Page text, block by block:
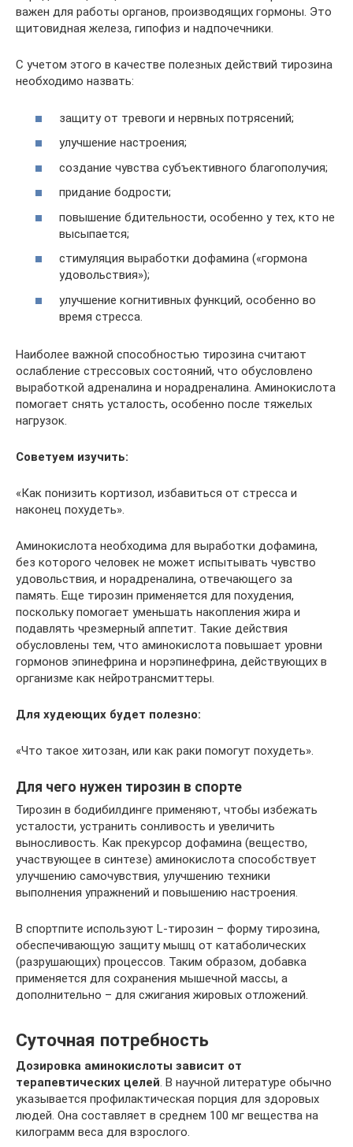
важен для работы органов, производящих гормоны. Это
щитовидная железа, гипофиз и надпочечники.
С учетом этого в качестве полезных действий тирозина
необходимо назвать:
защиту от тревоги и нервных потрясений;
улучшение настроения;
создание чувства субъективного благополучия;
придание бодрости;
повышение бдительности, особенно у тех, кто не
высыпается;
стимуляция выработки дофамина («гормона
удовольствия»);
улучшение когнитивных функций, особенно во
время стресса.
Наиболее важной способностью тирозина считают
ослабление стрессовых состояний, что обусловлено
выработкой адреналина и норадреналина. Аминокислота
помогает снять усталость, особенно после тяжелых
нагрузок.
Советуем изучить:
«Как понизить кортизол, избавиться от стресса и
наконец похудеть».
Аминокислота необходима для выработки дофамина,
без которого человек не может испытывать чувство
удовольствия, и норадреналина, отвечающего за
память. Еще тирозин применяется для похудения,
поскольку помогает уменьшать накопления жира и
подавлять чрезмерный аппетит. Такие действия
обусловлены тем, что аминокислота повышает уровни
гормонов эпинефрина и норэпинефрина, действующих в
организме как нейротрансмиттеры.
Для худеющих будет полезно:
«Что такое хитозан, или как раки помогут похудеть».
Для чего нужен тирозин в спорте
Тирозин в бодибилдинге применяют, чтобы избежать
усталости, устранить сонливость и увеличить
выносливость. Как прекурсор дофамина (вещество,
участвующее в синтезе) аминокислота способствует
улучшению самочувствия, улучшению техники
выполнения упражнений и повышению настроения.
В спортпите используют L-тирозин – форму тирозина,
обеспечивающую защиту мышц от катаболических
(разрушающих) процессов. Таким образом, добавка
применяется для сохранения мышечной массы, а
дополнительно – для сжигания жировых отложений.
Суточная потребность
Дозировка аминокислоты зависит от
терапевтических целей. В научной литературе обычно
указывается профилактическая порция для здоровых
людей. Она составляет в среднем 100 мг вещества на
килограмм веса для взрослого.